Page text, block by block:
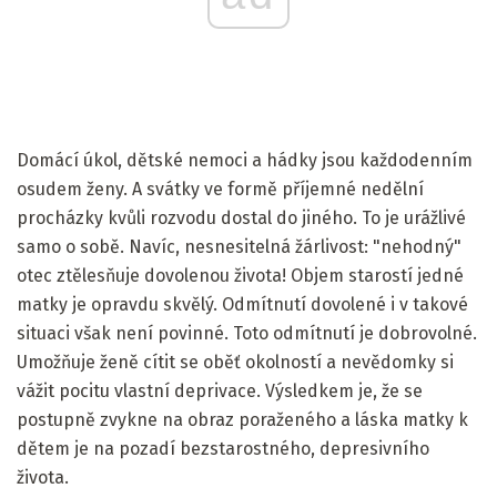
Domácí úkol, dětské nemoci a hádky jsou každodenním
osudem ženy. A svátky ve formě příjemné nedělní
procházky kvůli rozvodu dostal do jiného. To je urážlivé
samo o sobě. Navíc, nesnesitelná žárlivost: "nehodný"
otec ztělesňuje dovolenou života! Objem starostí jedné
matky je opravdu skvělý. Odmítnutí dovolené i v takové
situaci však není povinné. Toto odmítnutí je dobrovolné.
Umožňuje ženě cítit se oběť okolností a nevědomky si
vážit pocitu vlastní deprivace. Výsledkem je, že se
postupně zvykne na obraz poraženého a láska matky k
dětem je na pozadí bezstarostného, ​​depresivního
života.